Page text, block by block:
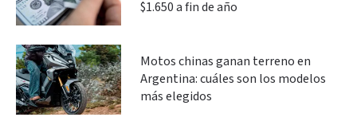
$1.650 a fin de año
Motos chinas ganan terreno en
Argentina: cuáles son los modelos
más elegidos